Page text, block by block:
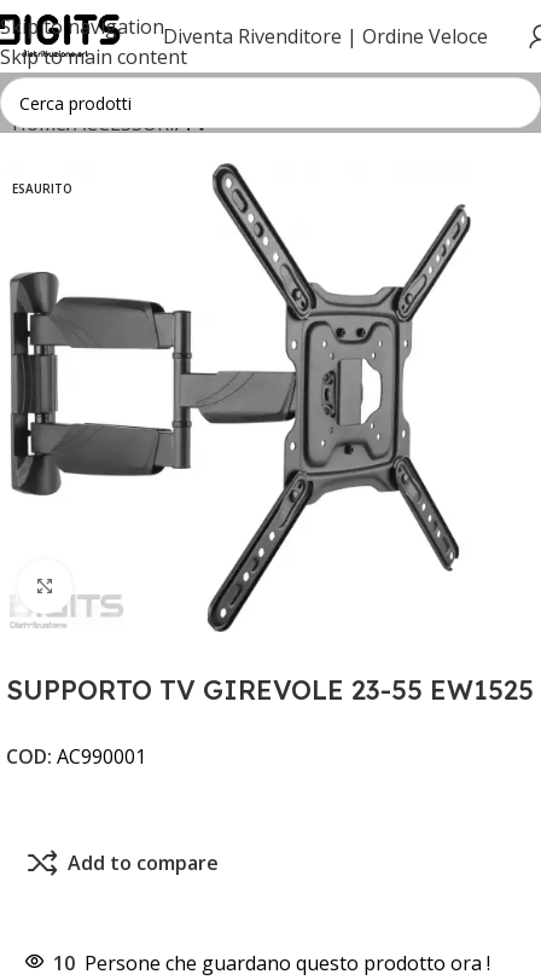
Skip to navigation
Skip to main content
Diventa Rivenditore | Ordine Veloce
Home ACCESSORI TV
ESAURITO
Clicca per ingrandire
SUPPORTO TV GIREVOLE 23-55 EW1525
COD: AC990001
Add to compare
10 Persone che guardano questo prodotto ora !